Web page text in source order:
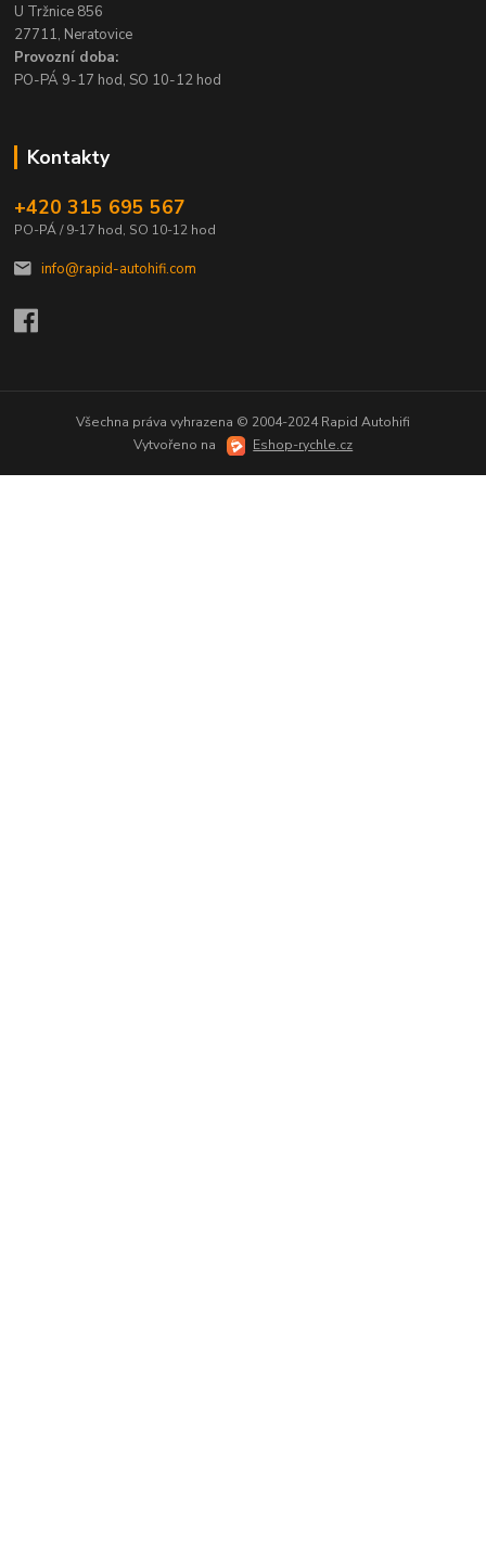
U Tržnice 856
27711, Neratovice
Provozní doba:
PO-PÁ 9-17 hod, SO 10-12 hod
Kontakty
+420 315 695 567
PO-PÁ / 9-17 hod, SO 10-12 hod
info@rapid-autohifi.com
Všechna práva vyhrazena © 2004-2024 Rapid Autohifi
Vytvořeno na
Eshop-rychle.cz